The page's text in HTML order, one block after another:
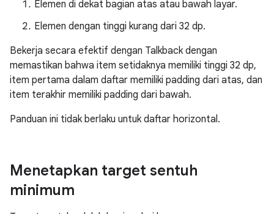
Elemen di dekat bagian atas atau bawah layar.
Elemen dengan tinggi kurang dari 32 dp.
Bekerja secara efektif dengan Talkback dengan
memastikan bahwa item setidaknya memiliki tinggi 32 dp,
item pertama dalam daftar memiliki padding dari atas, dan
item terakhir memiliki padding dari bawah.
Panduan ini tidak berlaku untuk daftar horizontal.
Menetapkan target sentuh
minimum